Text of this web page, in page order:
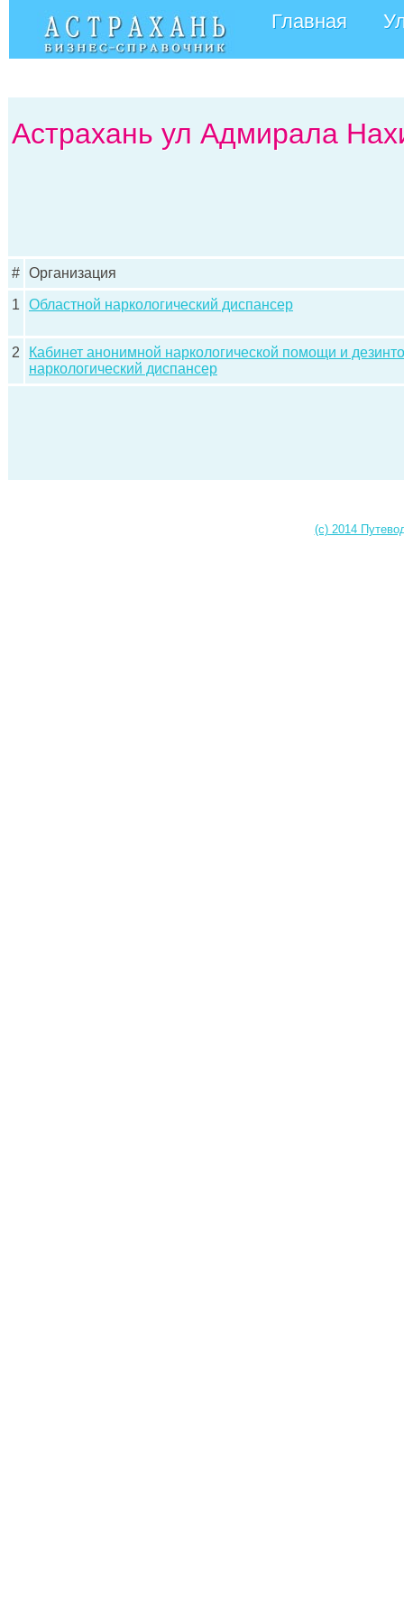
Главная
Астрахань ул Адмирала
# Организация
1 Областной наркологический диспансер
2
Кабинет анонимной наркологической помощи и
наркологический диспансер
(c) 2014